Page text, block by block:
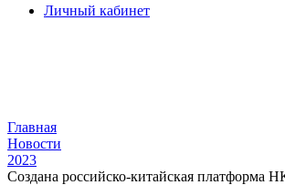
Личный кабинет
Главная
Новости
2023
Создана российско-китайская платформа